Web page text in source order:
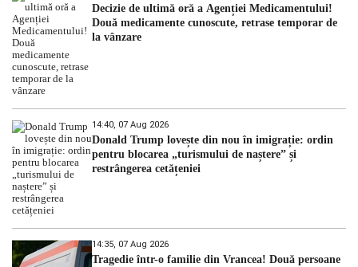
Decizie de ultimă oră a Agenției Medicamentului!
Două medicamente cunoscute, retrase temporar de
la vânzare
14:40, 07 Aug 2026
Donald Trump lovește din nou în imigrație: ordin
pentru blocarea „turismului de naștere” și
restrângerea cetățeniei
14:35, 07 Aug 2026
Tragedie într-o familie din Vrancea! Două persoane